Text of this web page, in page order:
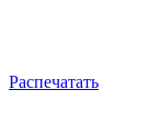
Распечатать